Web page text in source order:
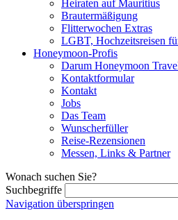
Heiraten auf Mauritius
Brautermäßigung
Flitterwochen Extras
LGBT, Hochzeitsreisen
Honeymoon-Profis
Darum Honeymoon
Kontaktformular
Kontakt
Jobs
Das Team
Wunscherfüller
Reise-Rezensionen
Messen, Links & Partner
Wonach suchen Sie?
Suchbegriffe
Navigation überspringen